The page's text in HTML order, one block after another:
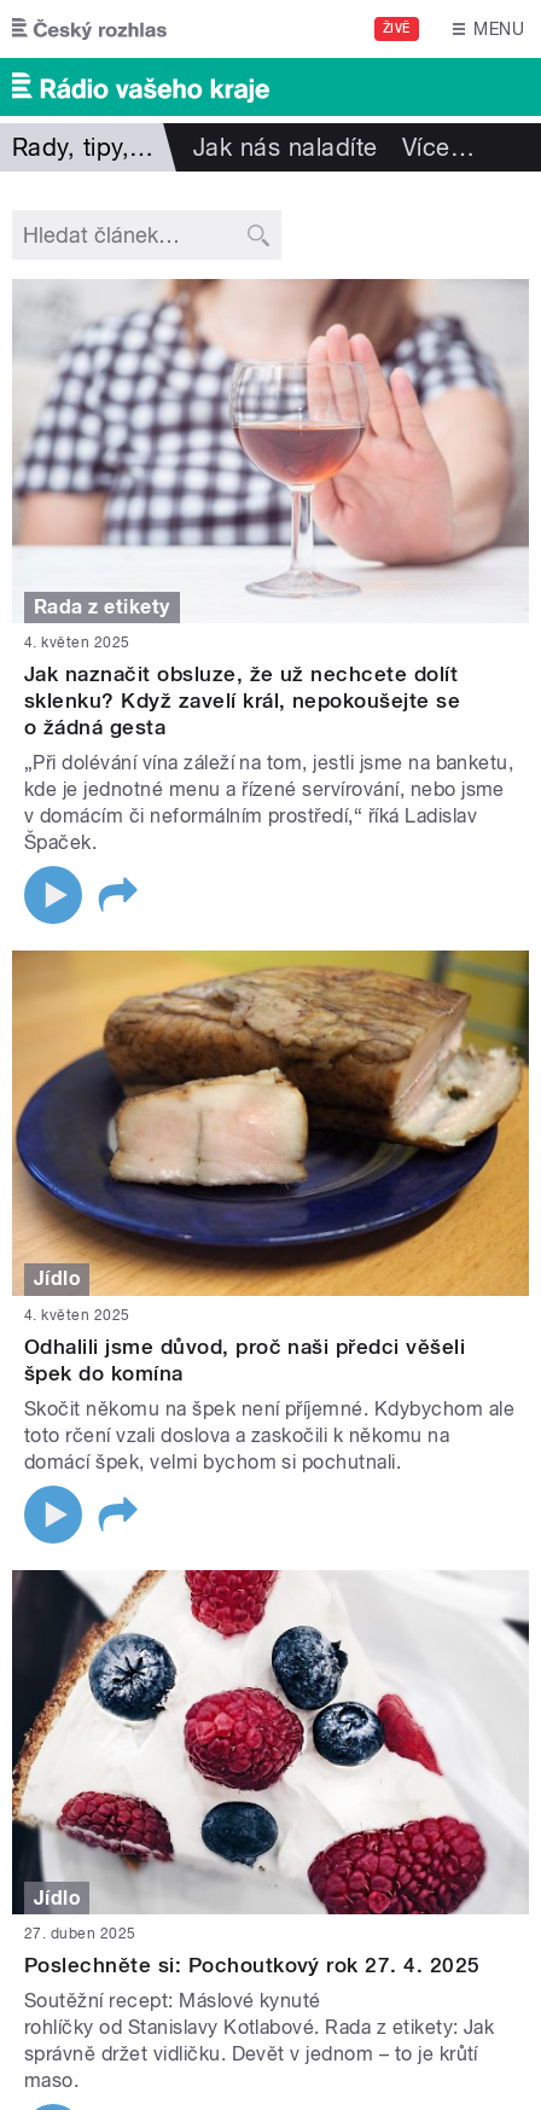
Přejít k hlavnímu obsahu
ŽIVĚ MENU
Rady, tipy, zajímavosti Jak nás naladíte Více…
Rada z etikety
4. květen 2025
Jak naznačit obsluze, že už nechcete dolít
sklenku? Když zavelí král, nepokoušejte se
o žádná gesta
„Při dolévání vína záleží na tom, jestli jsme na banketu,
kde je jednotné menu a řízené servírování, nebo jsme
v domácím či neformálním prostředí,“ říká Ladislav
Špaček.
Jídlo
4. květen 2025
Odhalili jsme důvod, proč naši předci věšeli
špek do komína
Skočit někomu na špek není příjemné. Kdybychom ale
toto rčení vzali doslova a zaskočili k někomu na
domácí špek, velmi bychom si pochutnali.
Jídlo
27. duben 2025
Poslechněte si: Pochoutkový rok 27. 4. 2025
Soutěžní recept: Máslové kynuté
rohlíčky od Stanislavy Kotlabové. Rada z etikety: Jak
správně držet vidličku. Devět v jednom – to je krůtí
maso.